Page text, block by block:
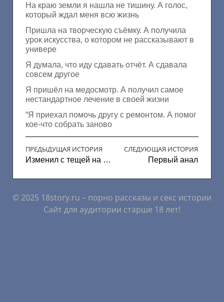
На краю земли я нашла не тишину. А голос,
который ждал меня всю жизнь
Пришла на творческую съёмку. А получила
урок искусства, о котором не рассказывают в
универе
Я думала, что иду сдавать отчёт. А сдавала
совсем другое
Я пришёл на медосмотр. А получил самое
нестандартное лечение в своей жизни
“Я приехал помочь другу с ремонтом. А помог
кое-что собрать заново
ПРЕДЫДУЩАЯ ИСТОРИЯ
Изменил с тещей на даче
СЛЕДУЮЩАЯ ИСТОРИЯ
Первый анал
© 2025 18story.ru – порно рассказы и секс истории
Сайт для аудитории старше 18 лет!